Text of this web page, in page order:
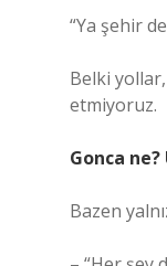
“Ya şehir
Belki
etmiyoruz.
Gonca
Bazen